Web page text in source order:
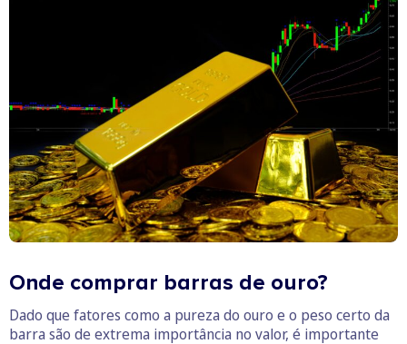
Onde comprar barras de ouro?
Dado que fatores como a pureza do ouro e o peso certo da
barra são de extrema importância no valor, é importante